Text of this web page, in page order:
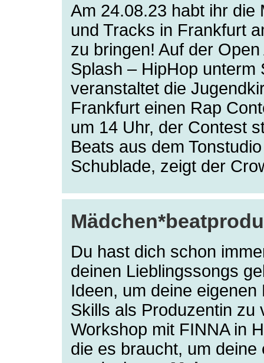
Am 24.08.23 habt ihr die
und Tracks in Frankfurt
zu bringen! Auf der
Splash – HipHop unterm
veranstaltet die
Frankfurt einen Rap
um 14 Uhr, der Contest
Beats aus dem
Schublade, zeigt der
Du hast dich schon
deinen Lieblingssongs
Ideen, um deine
Skills als Produzentin zu
Workshop mit FINNA in
die es braucht, um